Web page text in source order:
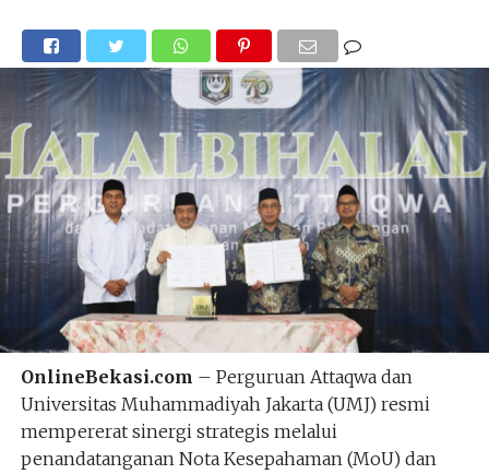
OnlineBekasi.com – Perguruan Attaqwa dan
Universitas Muhammadiyah Jakarta (UMJ) resmi
mempererat sinergi strategis melalui
penandatanganan Nota Kesepahaman (MoU) dan